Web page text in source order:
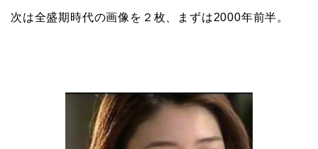
次は全盛期時代の画像を２枚、まずは2000年前半。